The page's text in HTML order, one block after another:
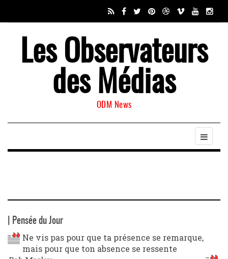
Les Observateurs
des Médias
ODM News
| Pensée du Jour
Ne vis pas pour que ta présence se remarque,
mais pour que ton absence se ressente